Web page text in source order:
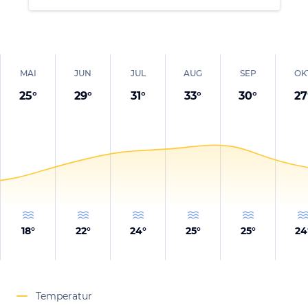
MAI
25°
18°
JUN
29°
22°
JUL
31°
24°
AUG
33°
25°
SEP
30°
25°
27
24
Temperatur